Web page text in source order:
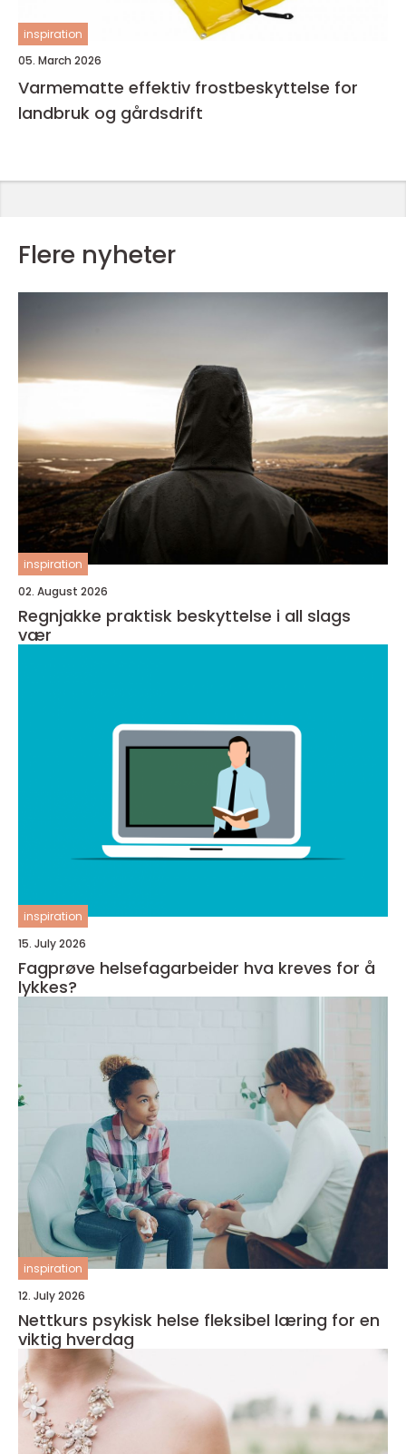
inspiration
05. March 2026
Varmematte effektiv frostbeskyttelse for
landbruk og gårdsdrift
Flere nyheter
inspiration
02. August 2026
Regnjakke praktisk beskyttelse i all slags
vær
inspiration
15. July 2026
Fagprøve helsefagarbeider hva kreves for å
lykkes?
inspiration
12. July 2026
Nettkurs psykisk helse fleksibel læring for en
viktig hverdag